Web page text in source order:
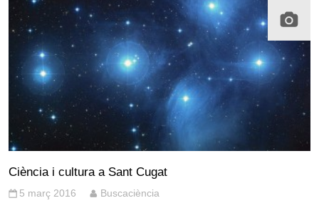
Ciència i cultura a Sant Cugat
5 març 2016 Buscaciència